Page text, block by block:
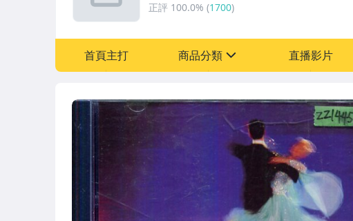
正評 100.0% (1700)
首頁主打 商品分類 直播影片